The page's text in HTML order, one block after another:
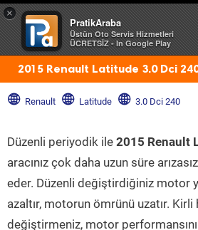
×
PratikAraba
Üstün Oto Servis Hizmetleri
ÜCRETSİZ - In Google Play
2015 Renault Latitude 3.0 Dci 240
Renault Latitude 3.0 Dci 240
Düzenli periyodik ile 2015 Renault
aracınız çok daha uzun süre
eder. Düzenli değiştirdiğiniz motor
azaltır, motorun ömrünü uzatır.
değiştirmeniz, motor performansını